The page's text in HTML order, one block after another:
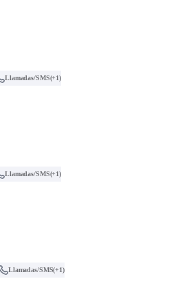
Llamadas/SMS(+1)
Llamadas/SMS(+1)
Llamadas/SMS(+1)